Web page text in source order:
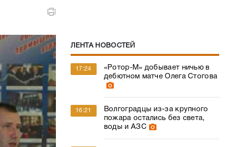
ЛЕНТА НОВОСТЕЙ
17:24
«Ротор‑М» добывает ничью в
дебютном матче Олега Стогова
16:21
Волгоградцы из-за крупного
пожара остались без света,
воды и АЗС